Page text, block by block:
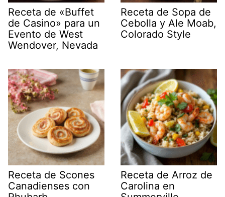
Receta de «Buffet
de Casino» para un
Evento de West
Wendover, Nevada
Receta de Sopa de
Cebolla y Ale Moab,
Colorado Style
Receta de Scones
Canadienses con
Receta de Arroz de
Carolina en